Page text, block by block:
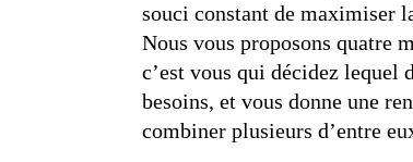
souci constant de maximiser
Nous vous proposons quatre
c’est vous qui décidez lequel
besoins, et vous donne une
combiner plusieurs d’entre